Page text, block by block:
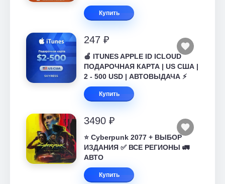
Купить
247 ₽
🍎 ITUNES APPLE ID ICLOUD
ПОДАРОЧНАЯ КАРТА | US США |
2 - 500 USD | АВТОВЫДАЧА ⚡️
Купить
3490 ₽
⭐ Cyberpunk 2077 + ВЫБОР
ИЗДАНИЯ ✅ ВСЕ РЕГИОНЫ 🚛
АВТО
Купить